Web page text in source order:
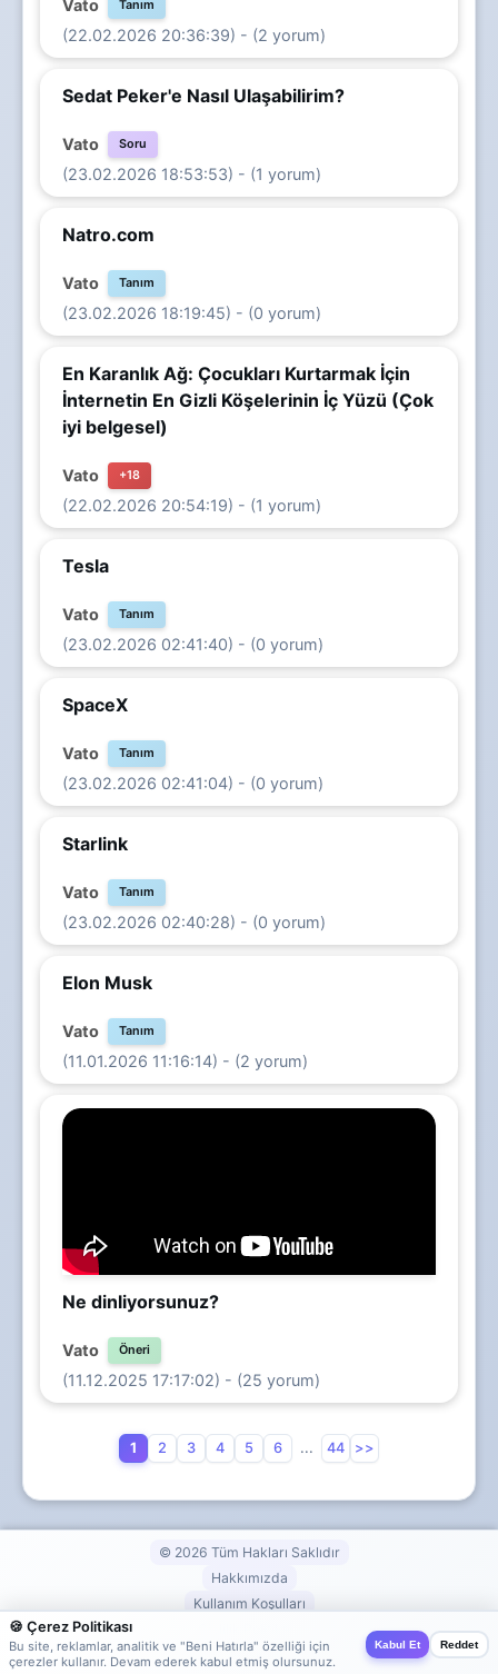
🍪 Çerez Politikası
Bu site, reklamlar, analitik ve "Beni Hatırla" özelliği için
çerezler kullanır. Devam ederek kabul etmiş olursunuz.
Kabul Et Reddet
Vato Tanım
(22.02.2026 20:36:39) - (2 yorum)
Sedat Peker'e Nasıl Ulaşabilirim?
Vato Soru
(23.02.2026 18:53:53) - (1 yorum)
Natro.com
Vato Tanım
(23.02.2026 18:19:45) - (0 yorum)
En Karanlık Ağ: Çocukları Kurtarmak İçin
İnternetin En Gizli Köşelerinin İç Yüzü (Çok
iyi belgesel)
Vato +18
(22.02.2026 20:54:19) - (1 yorum)
Tesla
Vato Tanım
(23.02.2026 02:41:40) - (0 yorum)
SpaceX
Vato Tanım
(23.02.2026 02:41:04) - (0 yorum)
Starlink
Vato Tanım
(23.02.2026 02:40:28) - (0 yorum)
Elon Musk
Vato Tanım
(11.01.2026 11:16:14) - (2 yorum)
Ne dinliyorsunuz?
Vato Öneri
(11.12.2025 17:17:02) - (25 yorum)
1 2 3 4 5 6 ... 44 >>
© 2026 Tüm Hakları Saklıdır
Hakkımızda
Kullanım Koşulları
İletişim